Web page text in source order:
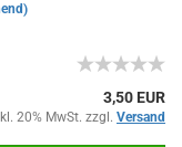
3,50 EUR
20% MwSt. zzgl. Versand